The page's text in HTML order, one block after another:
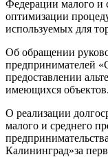
Федерации малого и
оптимизации
используемых для
Об обращении
предпринимателей
предоставлении
имеющихся объектов.
О реализации
малого и среднего
Калининград»за